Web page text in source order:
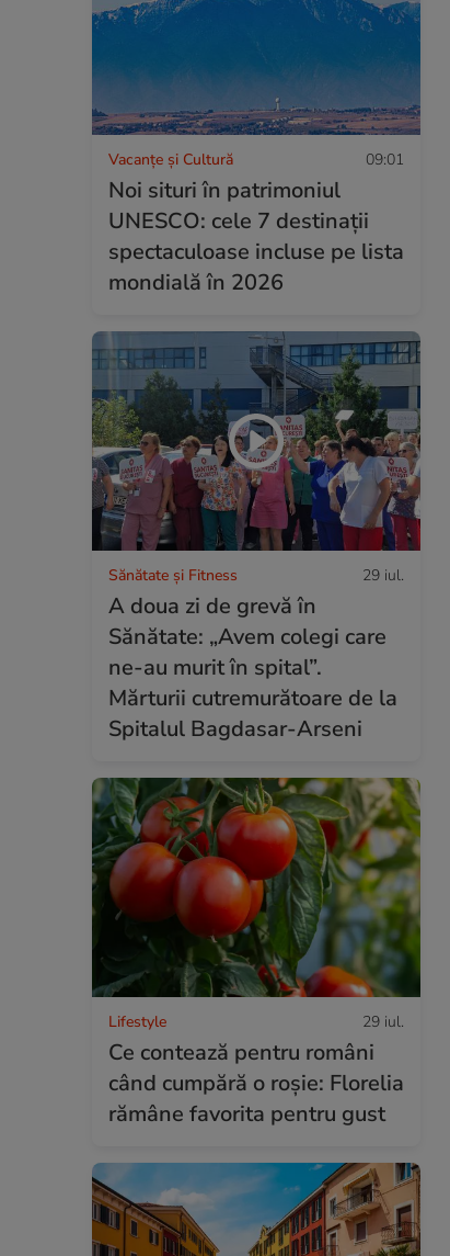
Vacanțe și Cultură 09:01
Noi situri în patrimoniul
UNESCO: cele 7 destinații
spectaculoase incluse pe lista
mondială în 2026
Sănătate și Fitness 29 iul.
A doua zi de grevă în
Sănătate: „Avem colegi care
ne-au murit în spital”.
Mărturii cutremurătoare de la
Spitalul Bagdasar-Arseni
Lifestyle 29 iul.
Ce contează pentru români
când cumpără o roșie: Florelia
rămâne favorita pentru gust